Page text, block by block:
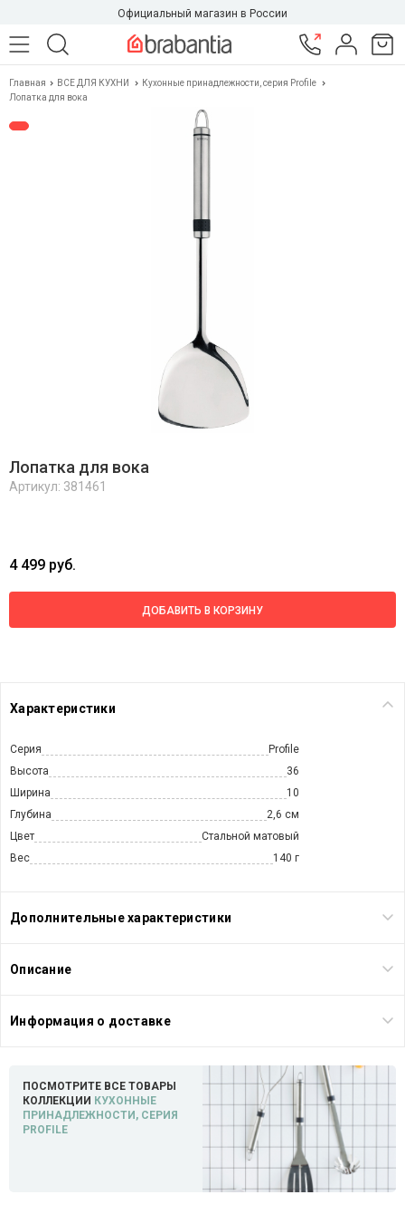
Официальный магазин в России
Главная ВСЕ ДЛЯ КУХНИ
Кухонные принадлежности, серия Profile
Лопатка для вока
Лопатка для вока
Артикул: 381461
4 499 руб.
ДОБАВИТЬ В КОРЗИНУ
Характеристики
Серия
Profile
Высота
36
Ширина
10
Глубина
2,6 см
Цвет
Стальной матовый
Вес
140 г
Дополнительные характеристики
Описание
Информация о доставке
ПОСМОТРИТЕ ВСЕ ТОВАРЫ
КОЛЛЕКЦИИ КУХОННЫЕ
ПРИНАДЛЕЖНОСТИ, СЕРИЯ
PROFILE